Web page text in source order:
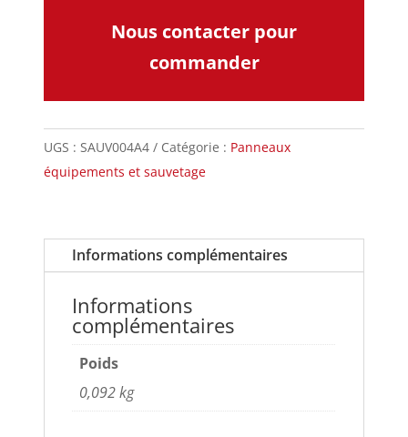
Nous contacter pour
commander
UGS : SAUV004A4 Catégorie : Panneaux
équipements et sauvetage
Informations complémentaires
Informations
complémentaires
Poids
0,092 kg